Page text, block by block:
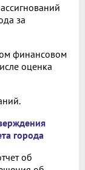
за
финансовом
оценка
города
об